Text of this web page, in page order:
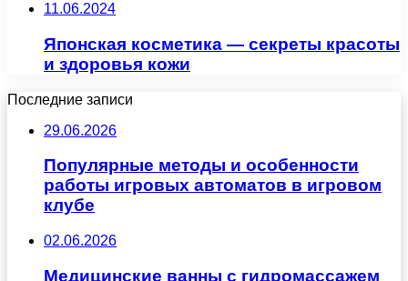
11.06.2024
Японская косметика — секреты красоты
и здоровья кожи
Последние записи
29.06.2026
Популярные методы и особенности
работы игровых автоматов в игровом
клубе
02.06.2026
Медицинские ванны с гидромассажем